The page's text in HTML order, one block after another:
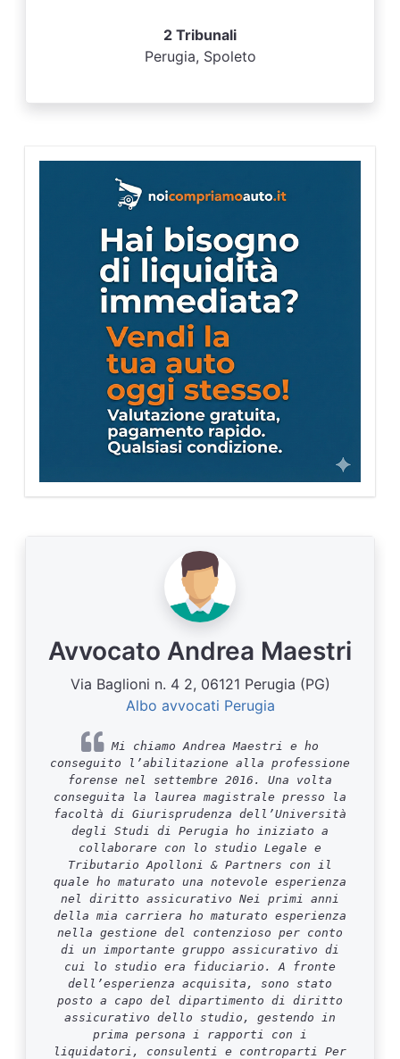
2 Tribunali
Perugia, Spoleto
Avvocato Andrea Maestri
Via Baglioni n. 4 2, 06121 Perugia (PG)
Albo avvocati Perugia
Mi chiamo Andrea Maestri e ho
conseguito l’abilitazione alla professione
forense nel settembre 2016. Una volta
conseguita la laurea magistrale presso la
facoltà di Giurisprudenza dell’Università
degli Studi di Perugia ho iniziato a
collaborare con lo studio Legale e
Tributario Apolloni & Partners con il
quale ho maturato una notevole esperienza
nel diritto assicurativo Nei primi anni
della mia carriera ho maturato esperienza
nella gestione del contenzioso per conto
di un importante gruppo assicurativo di
cui lo studio era fiduciario. A fronte
dell’esperienza acquisita, sono stato
posto a capo del dipartimento di diritto
assicurativo dello studio, gestendo in
prima persona i rapporti con i
liquidatori, consulenti e controparti Per